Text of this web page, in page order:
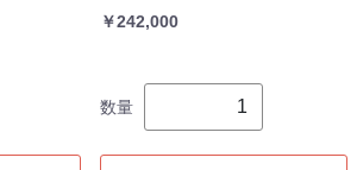
￥242,000
数量